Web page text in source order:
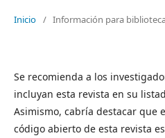
Inicio / Información para
Se recomienda a los
incluyan esta revista en su
Asimismo, cabría destacar que
código abierto de esta revista